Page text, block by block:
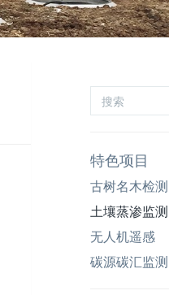
特色项目
古树名木检测
土壤蒸渗监测
无人机遥感
碳源碳汇监测